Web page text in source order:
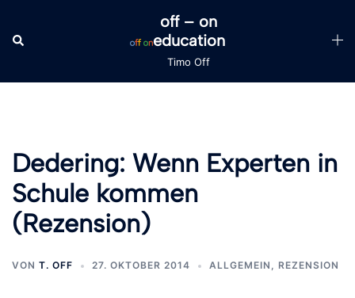
springen
Suche
off – on
education
Timo Off
Dedering: Wenn Experten in
Schule kommen
(Rezension)
VON T. OFF 27. OKTOBER 2014 ALLGEMEIN , REZENSION